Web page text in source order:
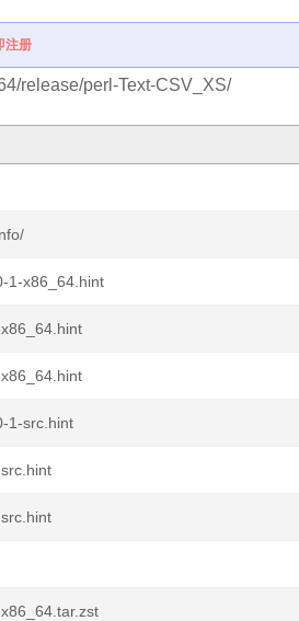
注册
release/perl-Text-CSV_XS/
1-x86_64.hint
1-src.hint